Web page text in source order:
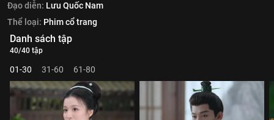
Đạo diễn: Lưu Quốc Nam
Thể loại: Phim cổ trang
Danh sách tập
40/40 tập
01-30 31-60 61-80